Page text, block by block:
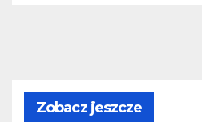
Zobacz jeszcze